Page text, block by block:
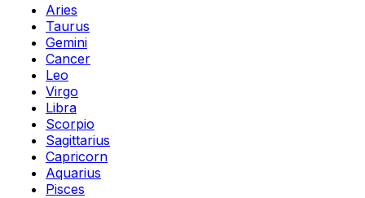
Aries
Taurus
Gemini
Cancer
Leo
Virgo
Libra
Scorpio
Sagittarius
Capricorn
Aquarius
Pisces